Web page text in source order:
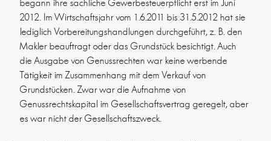
begann ihre sachliche Gewerbesteuerpflicht erst im Juni
2012. Im Wirtschaftsjahr vom 1.6.2011 bis 31.5.2012 hat sie
lediglich Vorbereitungshandlungen durchgeführt, z. B. den
Makler beauftragt oder das Grundstück besichtigt. Auch
die Ausgabe von Genussrechten war keine werbende
Tätigkeit im Zusammenhang mit dem Verkauf von
Grundstücken. Zwar war die Aufnahme von
Genussrechtskapital im Gesellschaftsvertrag geregelt, aber
es war nicht der Gesellschaftszweck.